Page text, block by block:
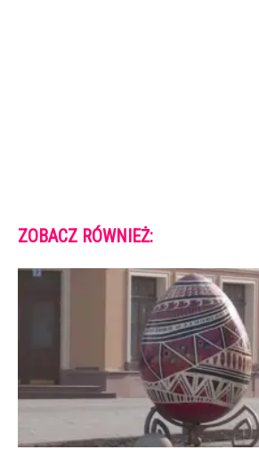
ZOBACZ RÓWNIEŻ: